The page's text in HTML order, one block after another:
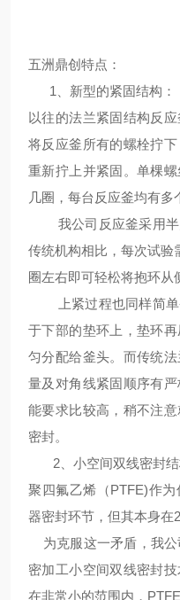
五洲鼎创 特点 ：
1、新型的紧固结构：
以往的法兰紧固结构反
将反应釜所有的螺栓拧
重新拧上并紧固。单棵
几圈，每台反应釜均有多
我公司反应釜采用半
传统机构相比，每次试验
圈左右即可轻松将抱环从
上紧过程也同样简单
于下部的垫环上，垫环
匀分配给釜头。而传统
量及对角线紧固顺序有
能要求比较高，稍不注
密封。
2、 小空间双线密封
聚四氟乙烯（PTFE)作
器密封环节，但其本身在
为克服这一矛盾，我公
密加工小空间双线密封
在非常小的范围内，